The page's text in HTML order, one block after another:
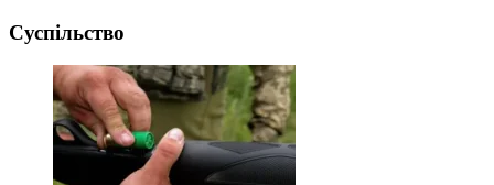
Суспільство